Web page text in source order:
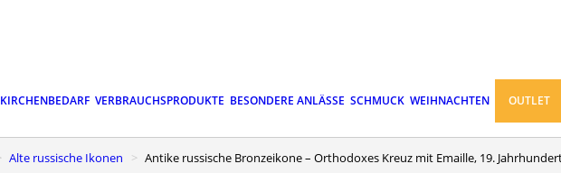
KIRCHENBEDARF VERBRAUCHSPRODUKTE BESONDERE ANLÄSSE SCHMUCK WEIHNACHTEN OUTLET
Alte russische Ikonen Antike russische Bronzeikone – Orthodoxes Kreuz mit Emaille, 19.